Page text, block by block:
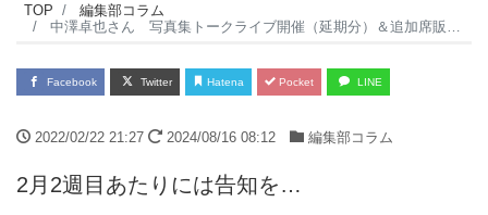
TOP
編集部コラム
中澤卓也さん 写真集トークライブ開催（延期分）＆追加席販売開始のお知らせ
Facebook Twitter Hatena Pocket LINE
2022/02/22 21:27 2024/08/16 08:12 編集部コラム
2月2週目あたりには告知を…